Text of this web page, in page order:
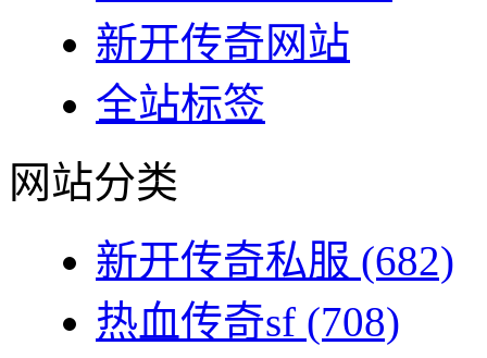
新开传奇网站
全站标签
网站分类
新开传奇私服 (682)
热血传奇sf (708)